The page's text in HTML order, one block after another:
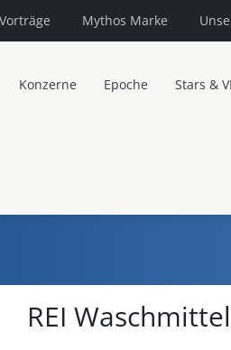
Mythos Marke
Konzerne Epoche Stars &
REI Waschmittel